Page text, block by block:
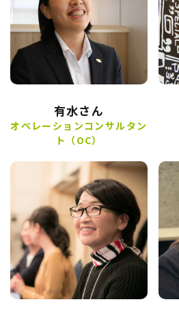
有水さん
オペレーションコンサルタン
ト（OC）